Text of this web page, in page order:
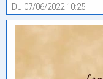
Du 07/06/2022 10:25